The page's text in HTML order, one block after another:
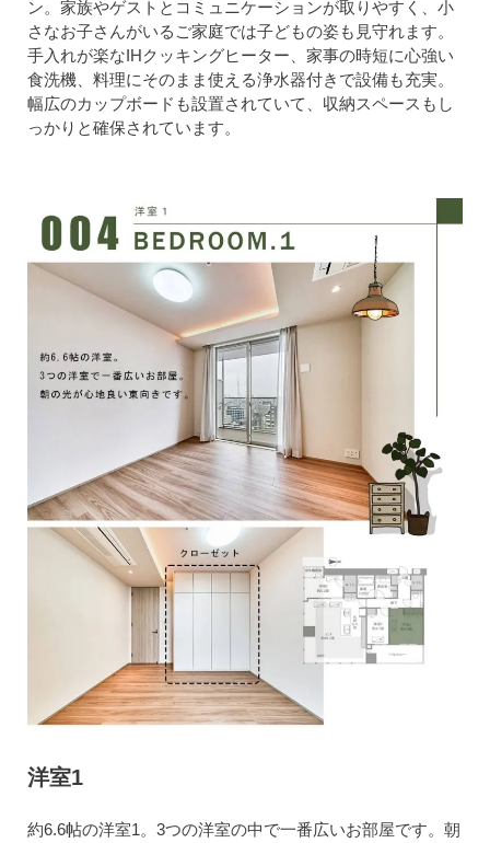
ン。家族やゲストとコミュニケーションが取りやすく、小
さなお子さんがいるご家庭では子どもの姿も見守れます。
手入れが楽なIHクッキングヒーター、家事の時短に心強い
食洗機、料理にそのまま使える浄水器付きで設備も充実。
幅広のカップボードも設置されていて、収納スペースもし
っかりと確保されています。
洋室1
約6.6帖の洋室1。3つの洋室の中で一番広いお部屋です。朝